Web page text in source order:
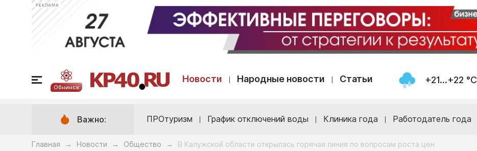
РЕКЛАМА
Обнинск
Новости Народные новости Статьи +21...+22 °С
Важно: ПРОтуризм График отключений воды Клиника года Работодатель года
Главная → Новости → Общество → В Калужской области открылась горячая линия по вопросам роста цен